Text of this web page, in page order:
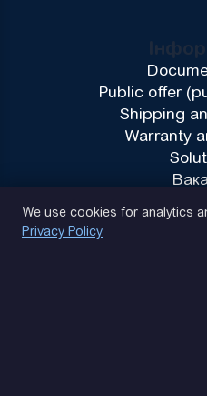
Public offer
Shipping
Warranty
We use cookies for analytics
Privacy Policy